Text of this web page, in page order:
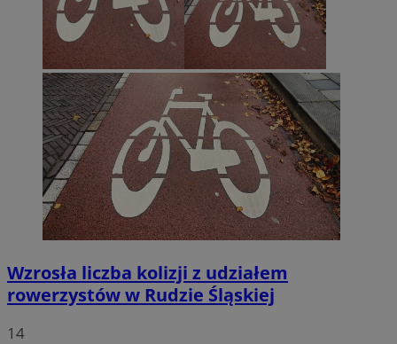
Wzrosła liczba kolizji z udziałem
rowerzystów w Rudzie Śląskiej
14